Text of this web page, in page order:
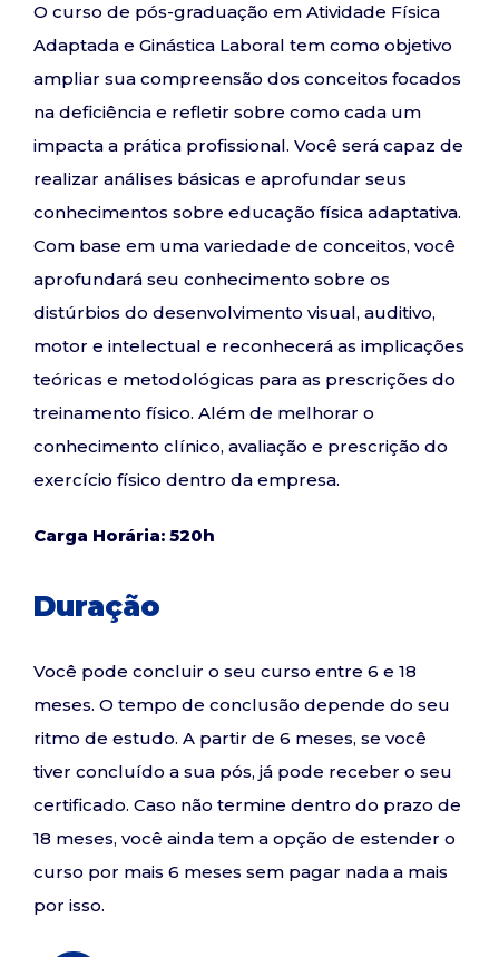
O curso de pós-graduação em Atividade Física
Adaptada e Ginástica Laboral tem como objetivo
ampliar sua compreensão dos conceitos focados
na deficiência e refletir sobre como cada um
impacta a prática profissional. Você será capaz de
realizar análises básicas e aprofundar seus
conhecimentos sobre educação física adaptativa.
Com base em uma variedade de conceitos, você
aprofundará seu conhecimento sobre os
distúrbios do desenvolvimento visual, auditivo,
motor e intelectual e reconhecerá as implicações
teóricas e metodológicas para as prescrições do
treinamento físico. Além de melhorar o
conhecimento clínico, avaliação e prescrição do
exercício físico dentro da empresa.
Carga Horária: 520h
Duração
Você pode concluir o seu curso entre 6 e 18
meses. O tempo de conclusão depende do seu
ritmo de estudo. A partir de 6 meses, se você
tiver concluído a sua pós, já pode receber o seu
certificado. Caso não termine dentro do prazo de
18 meses, você ainda tem a opção de estender o
curso por mais 6 meses sem pagar nada a mais
por isso.